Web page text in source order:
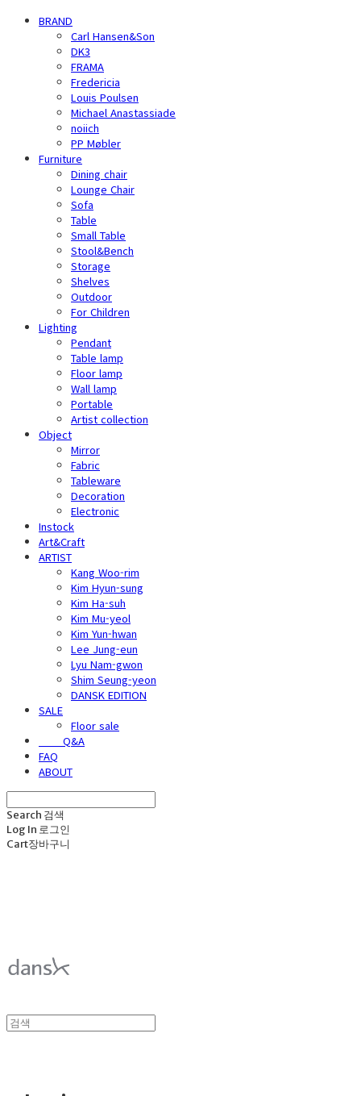
BRAND
Carl Hansen&Son
DK3
FRAMA
Fredericia
Louis Poulsen
Michael Anastassiade
noiich
PP Møbler
Furniture
Dining chair
Lounge Chair
Sofa
Table
Small Table
Stool&Bench
Storage
Shelves
Outdoor
For Children
Lighting
Pendant
Table lamp
Floor lamp
Wall lamp
Portable
Artist collection
Object
Mirror
Fabric
Tableware
Decoration
Electronic
Instock
Art&Craft
ARTIST
Kang Woo-rim
Kim Hyun-sung
Kim Ha-suh
Kim Mu-yeol
Kim Yun-hwan
Lee Jung-eun
Lyu Nam-gwon
Shim Seung-yeon
DANSK EDITION
SALE
Floor sale
⠀⠀⠀Q&A
FAQ
ABOUT
Search 검색
Log In 로그인
Cart장바구니